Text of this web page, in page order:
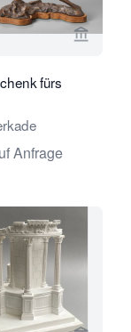
Kunstconsult 2.0
fürs
Anfrage